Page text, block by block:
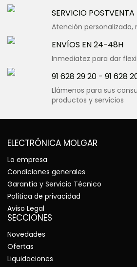
FILTROS
BUSCADOR
CARACTERISTICAS
MARCAS
SERVICIO POSTVENTA
Atención personalizada,
ENVÍOS EN 24-48H
Inmediatez para dar
91 628 29 20- 91 628
Llámenos para sus
productos y servicios
ELECTRÓNICA MOLGAR
La empresa
Condiciones generales
Garantía y Servicio Técnico
Política de privacidad
Aviso Legal
SECCIONES
Novedades
Ofertas
Liquidaciones